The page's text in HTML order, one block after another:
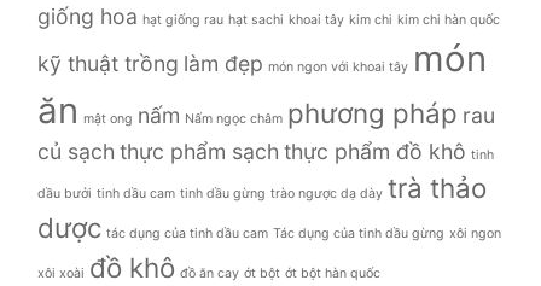
giống hoa hạt giống rau hạt sachi khoai tây kim chi kim chi hàn quốc
kỹ thuật trồng làm đẹp món ngon với khoai tây món
ăn mật ong nấm Nấm ngọc châm phương pháp rau
củ sạch thực phẩm sạch thực phẩm đồ khô tinh
dầu bưởi tinh dầu cam tinh dầu gừng trào ngược dạ dày trà thảo
dược tác dụng của tinh dầu cam Tác dụng của tinh dầu gừng xôi ngon
xôi xoài đồ khô đồ ăn cay ớt bột ớt bột hàn quốc